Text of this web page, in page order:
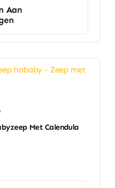
Aan
Met Calendula